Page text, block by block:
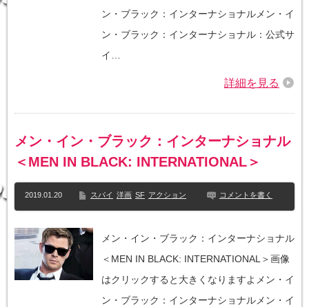
ン・ブラック：インターナショナルメン・イ
ン・ブラック：インターナショナル：公式サ
イ…
詳細を見る
メン・イン・ブラック：インターナショナル
＜MEN IN BLACK: INTERNATIONAL＞
2019.01.20 スパイ 洋画 SF アクション コメントを書く
メン・イン・ブラック：インターナショナル
＜MEN IN BLACK: INTERNATIONAL＞画像
はクリックすると大きくなりますよメン・イ
ン・ブラック：インターナショナルメン・イ